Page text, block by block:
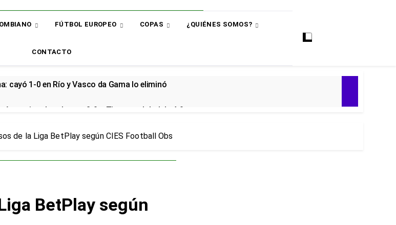
FÚTBOL EUROPEO COPAS ¿QUIÉNES SOMOS?
CONTACTO
cayó 1-0 en Río y Vasco da Gama lo eliminó
Armani vuelve al arco: 2-0 a Tigres y global de 4-0
Colombia y seguirá rumbo al Mundial 2030
se queda en el campeón de la Premier
la Liga BetPlay tras la fecha 2
de la Liga BetPlay según CIES Football Obs
BetPlay según